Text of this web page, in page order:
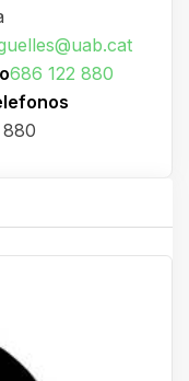
686 122 880
880